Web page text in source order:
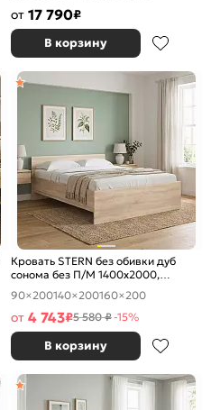
от 17 790₽
В корзину
Кровать STERN без обивки дуб
сонома без П/М 1400x2000,
изголовье жесткое
90×200140×200160×200
от 4 743₽5 580 ₽-15%
В корзину